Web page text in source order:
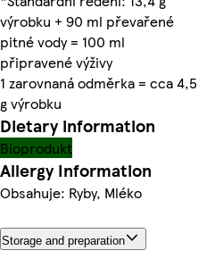
výrobku + 90 ml převařené
pitné vody = 100 ml
připravené výživy
1 zarovnaná odměrka = cca 4,5
g výrobku
Dietary information
Bioprodukt
Allergy Information
Obsahuje: Ryby, Mléko
Storage and preparation